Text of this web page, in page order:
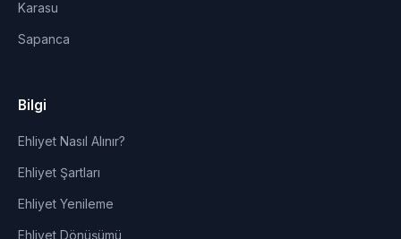
Karasu
Sapanca
Bilgi
Ehliyet Nasıl Alınır?
Ehliyet Şartları
Ehliyet Yenileme
Ehliyet Dönüşümü